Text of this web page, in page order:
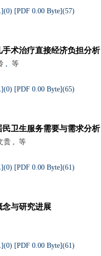
0) [PDF 0.00 Byte](57)
术治疗直接经济负担分析
,
等
0) [PDF 0.00 Byte](65)
卫生服务需要与需求分析
贵 ,
等
0) [PDF 0.00 Byte](61)
念与研究进展
0) [PDF 0.00 Byte](61)